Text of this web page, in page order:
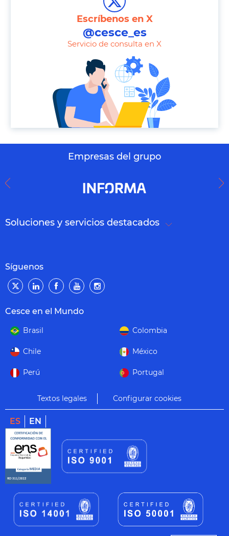
Escríbenos en X
@cesce_es
Servicio de consulta en X
Empresas del grupo
Soluciones y servicios destacados
Síguenos
Cesce en el Mundo
Brasil Colombia
Chile México
Perú Portugal
Textos legales Configurar cookies
ES EN